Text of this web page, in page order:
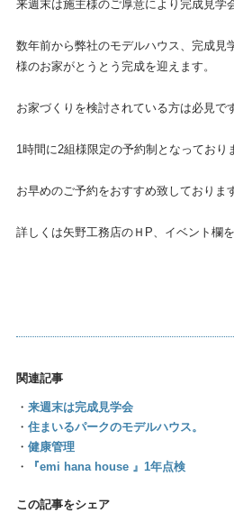
来週末は施主様のご厚意により完成見学
数年前から弊社のモデルハウス、完成見
様のお家がとうとう完成を迎えます。
お家づくりを検討されている方は必見で
1時間に2組様限定の予約制となっており
お早めのご予約をおすすめ致しておりま
詳しくは矢野工務店のＨP、イベント欄
関連記事
・ 来週末は完成見学会
・ 住まいるパークのモデルハウス。
・ 健康管理
・
『emi hana house 』1年点検
この記事をシェア